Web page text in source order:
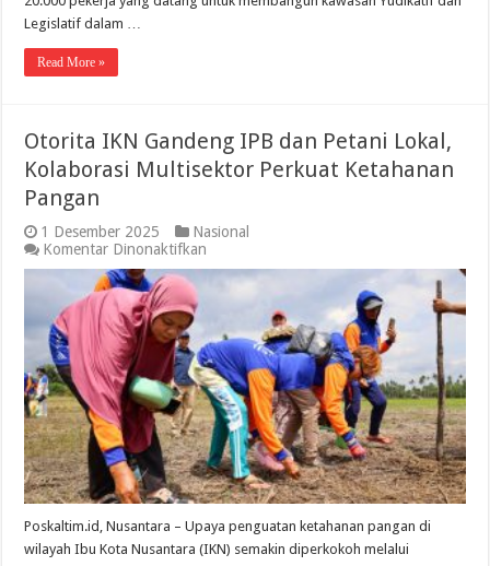
Legislatif dalam …
Read More »
Otorita IKN Gandeng IPB dan Petani Lokal,
Kolaborasi Multisektor Perkuat Ketahanan
Pangan
1 Desember 2025
Nasional
Komentar Dinonaktifkan
Otorita
IKN
Gandeng
dan
Petani
Lokal,
Kolaborasi
Multisektor
Perkuat
Ketahanan
Pangan
Poskaltim.id, Nusantara – Upaya penguatan ketahanan pangan di
wilayah Ibu Kota Nusantara (IKN) semakin diperkokoh melalui